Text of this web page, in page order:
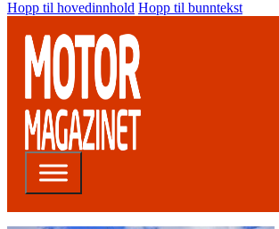
Hopp til hovedinnhold Hopp til bunntekst